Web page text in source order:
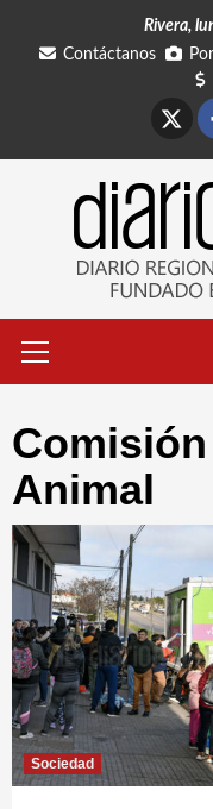
Rivera,
Contáctanos
primario
Animal
Sociedad